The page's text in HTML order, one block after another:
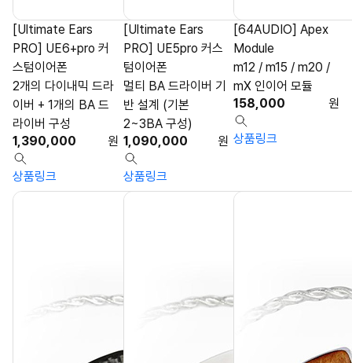
[Ultimate Ears
PRO] UE6+pro 커
스텀이어폰
2개의 다이내믹 드라
이버 + 1개의 BA 드
라이버 구성
1,390,000
원
상품링크
[Ultimate Ears
PRO] UE5pro 커스
텀이어폰
멀티 BA 드라이버 기
반 설계 (기본
2~3BA 구성)
1,090,000
원
상품링크
[64AUDIO] Apex
Module
m12 / m15 / m20 /
mX 인이어 모듈
158,000
원
상품링크